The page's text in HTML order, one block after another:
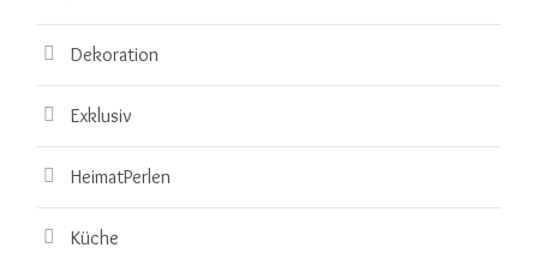
Dekoration
Exklusiv
HeimatPerlen
Küche